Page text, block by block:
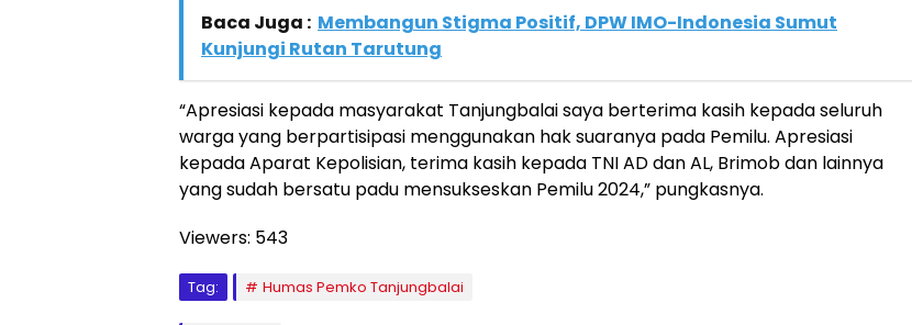
Baca Juga : Membangun Stigma Positif, DPW IMO-Indonesia Sumut
Kunjungi Rutan Tarutung
“Apresiasi kepada masyarakat Tanjungbalai saya berterima kasih kepada seluruh
warga yang berpartisipasi menggunakan hak suaranya pada Pemilu. Apresiasi
kepada Aparat Kepolisian, terima kasih kepada TNI AD dan AL, Brimob dan lainnya
yang sudah bersatu padu mensukseskan Pemilu 2024,” pungkasnya.
Viewers: 543
Tag: Humas Pemko Tanjungbalai